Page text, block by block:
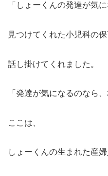
「しょーくんの発達が気
見つけてくれた小児科の
話し掛けてくれました。
「発達が気になるのなら
ここは、
しょーくんの生まれた産